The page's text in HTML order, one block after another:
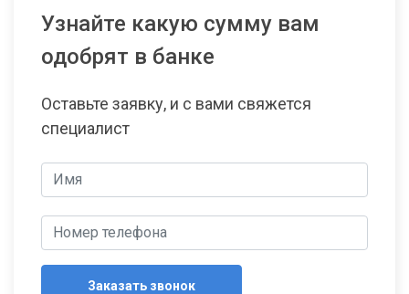
Узнайте какую сумму вам
одобрят в банке
Оставьте заявку, и с вами свяжется
специалист
Заказать звонок